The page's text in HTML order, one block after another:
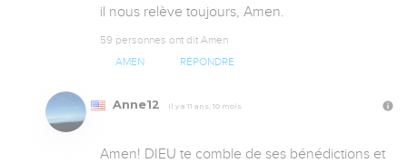
il nous relève toujours, Amen.
59 personnes ont dit Amen
AMEN RÉPONDRE
Anne12 Il y a 11 ans, 10 mois
Amen! DIEU te comble de ses bénédictions et